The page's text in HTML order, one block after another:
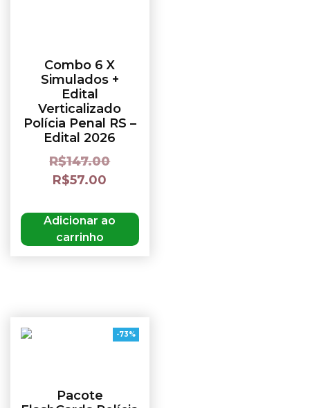
Combo 6 X
Simulados +
Edital
Verticalizado
Polícia Penal RS –
Edital 2026
R$147.00
R$57.00
Adicionar ao
carrinho
-73%
Pacote